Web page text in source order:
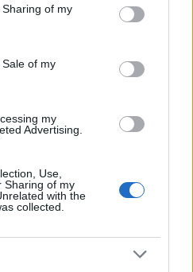
behaviour. You may click to
and its third-party tags to
purposes in below Google
of my
of my
my
Advertising.
Use,
Sharing of my
with the
collected.
κοπέλα, η οποία
δήλωσε επίσης στο
ότι ενώ η νύφη και ο
άρχισαν να